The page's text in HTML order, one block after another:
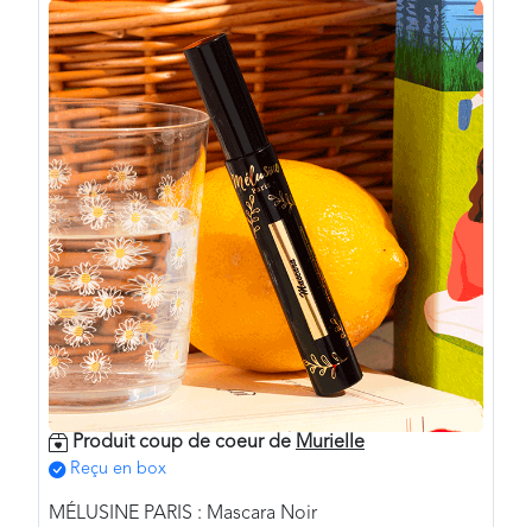
Produit coup de coeur de Murielle
Reçu en box
MÉLUSINE PARIS : Mascara Noir